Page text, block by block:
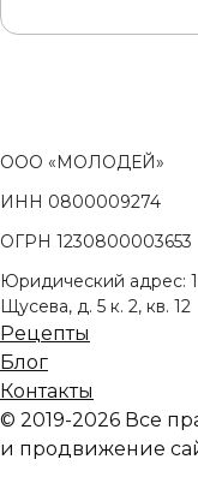
ООО «МОЛОДЕЙ»
ИНН 0800009274
ОГРН 1230800003653
Юридический адрес:
Щусева, д. 5 к. 2, кв. 12
Рецепты
Блог
Контакты
© 2019-2026 Все
и продвижение